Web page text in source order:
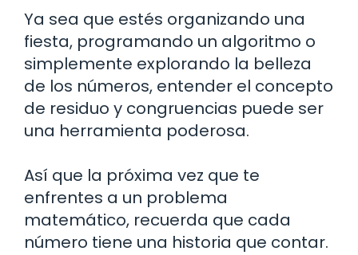
Ya sea que estés organizando una
fiesta, programando un algoritmo o
simplemente explorando la belleza
de los números, entender el concepto
de residuo y congruencias puede ser
una herramienta poderosa.
Así que la próxima vez que te
enfrentes a un problema
matemático, recuerda que cada
número tiene una historia que contar.